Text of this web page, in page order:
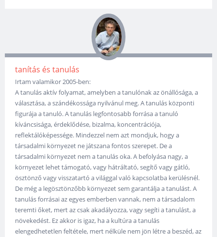
tanítás és tanulás
Irtam valamikor 2005-ben:
A tanulás aktív folyamat, amelyben a tanulónak az önállósága, a
választása, a szándékossága nyilvánul meg. A tanulás központi
figurája a tanuló. A tanulás legfontosabb forrása a tanuló
kíváncsisága, érdeklődése, bizalma, koncentrációja,
reflektálóképessége. Mindezzel nem azt mondjuk, hogy a
társadalmi környezet ne játszana fontos szerepet. De a
társadalmi környezet nem a tanulás oka. A befolyása nagy, a
környezet lehet támogató, vagy hátráltató, segítő vagy gátló,
ösztönző vagy visszatartó a világgal való kapcsolatba kerülésnél.
De még a legösztönzőbb környezet sem garantálja a tanulást. A
tanulás forrásai az egyes emberben vannak, nem a társadalom
teremti őket, mert az csak akadályozza, vagy segíti a tanulást, a
növekedést. Ez akkor is igaz, ha a kultúra a tanulás
elengedhetetlen feltétele, mert nélküle nem jön létre a beszéd, az